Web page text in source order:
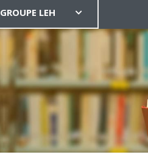
GROUPE LEH